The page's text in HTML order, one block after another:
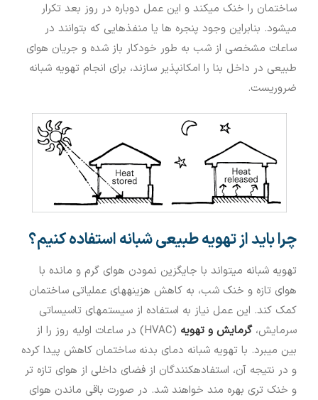
ساختمان را خنک می‏کند و این عمل دوباره در روز بعد تکرار
می‏شود. بنابراین وجود پنجره‏ ها یا منفذهایی که بتوانند در
ساعات مشخصی از شب به طور خودکار باز شده و جریان هوای
طبیعی در داخل بنا را امکان‏پذیر سازند، برای انجام تهویه شبانه
ضروریست.
چرا باید از تهویه طبیعی شبانه استفاده کنیم؟
تهویه شبانه می‏تواند با جایگزین نمودن هوای گرم و مانده با
هوای تازه و خنک شب، به کاهش هزینه‏های عملیاتی ساختمان
کمک کند. این عمل نیاز به استفاده از سیستم‏های تاسیساتی
سرمایش،گرمایش و تهویه
(HVAC) در ساعات اولیه روز را از
بین می‏برد. با تهویه شبانه دمای بدنه ساختمان کاهش پیدا کرده
و در نتیجه آن، استفاده‏کنندگان از فضای داخلی از هوای تازه ‏تر
و خنک ‏تری بهره‏ مند خواهند شد. در صورت باقی ماندن هوای